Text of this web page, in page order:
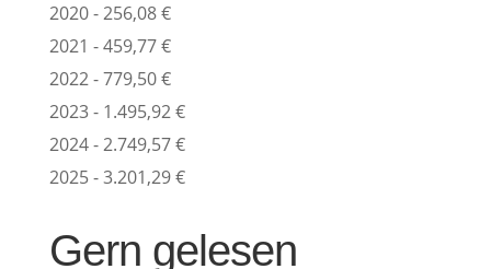
2020 - 256,08 €
2021 - 459,77 €
2022 - 779,50 €
2023 - 1.495,92 €
2024 - 2.749,57 €
2025 - 3.201,29 €
Gern gelesen